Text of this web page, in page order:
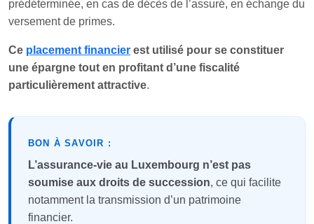
prédéterminée, en cas de décès de l’assuré, en échange du
versement de primes.
Ce placement financier est utilisé pour se constituer
une épargne tout en profitant d’une fiscalité
particulièrement attractive.
BON À SAVOIR :
L’assurance-vie au Luxembourg n’est pas
soumise aux droits de succession, ce qui facilite
notamment la transmission d’un patrimoine
financier.